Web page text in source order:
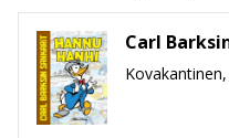
Koko
leveys x korkeus x paksuus
Paino
Ikäryhmä
Carl